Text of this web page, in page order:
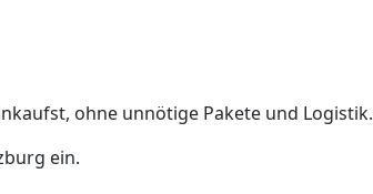
ohne unnötige Pakete und Logistik.
ein.